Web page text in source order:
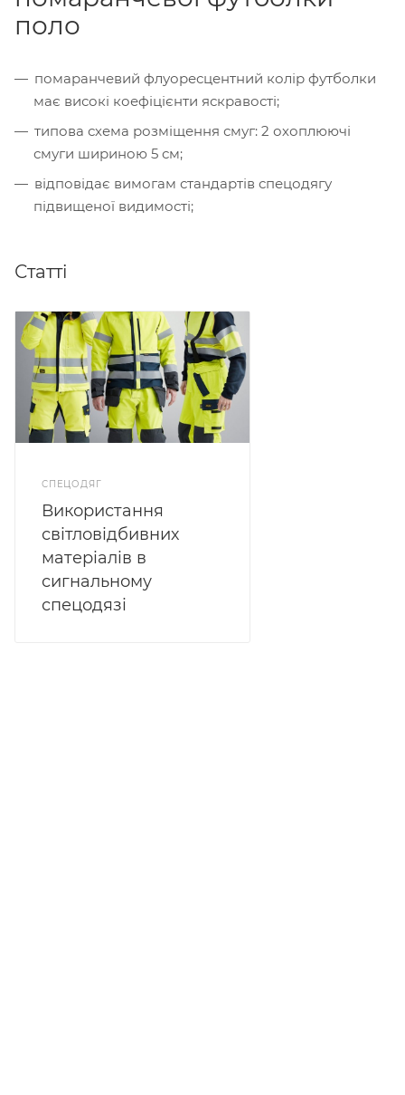
поло
помаранчевий флуоресцентний колір футболки
має високі коефіцієнти яскравості;
типова схема розміщення смуг: 2 охоплюючі
смуги шириною 5 см;
відповідає вимогам стандартів спецодягу
підвищеної видимості;
Статті
СПЕЦОДЯГ
Використання
світловідбивних
матеріалів в
сигнальному
спецодязі